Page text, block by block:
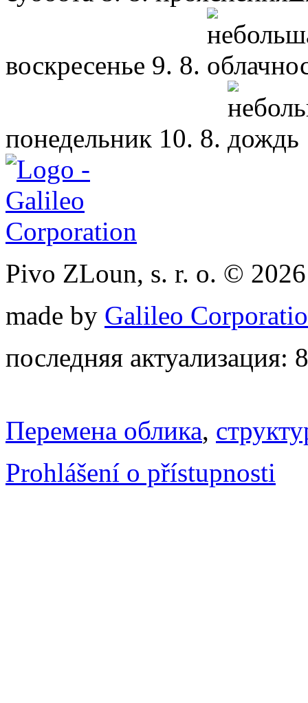
воскресенье 9. 8.
понедельник 10. 8.
Pivo ZLoun, s. r. o. © 2026
made by Galileo
последняя актуализация:
Перемена облика,
Prohlášení o přístupnosti